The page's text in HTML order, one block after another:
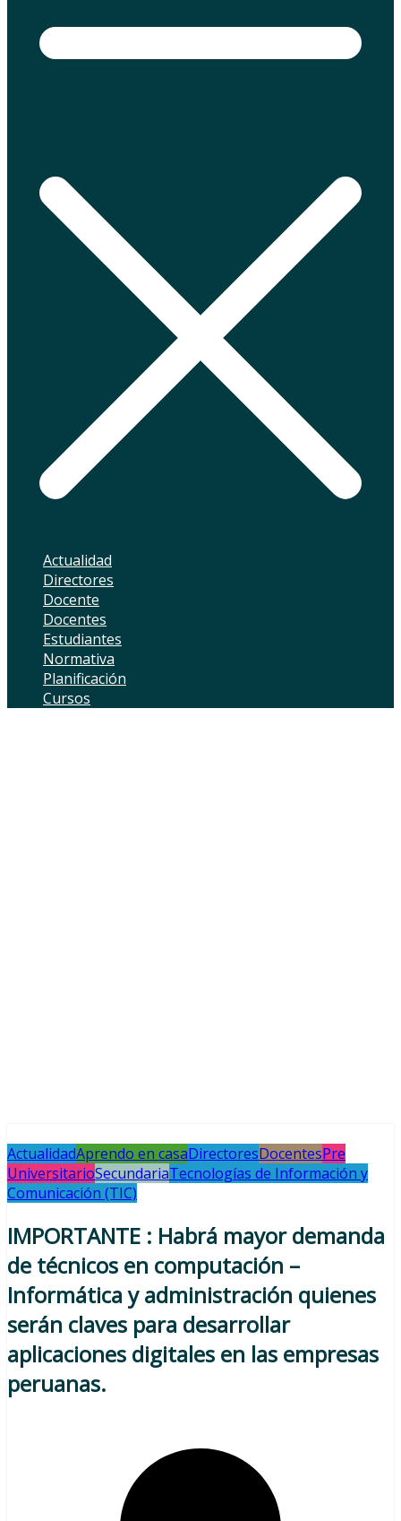
Actualidad
Directores
Docente
Docentes
Estudiantes
Normativa
Planificación
Cursos
ActualidadAprendo en casaDirectoresDocentesPre
UniversitarioSecundariaTecnologías de Información y
Comunicación (TIC)
IMPORTANTE : Habrá mayor demanda
de técnicos en computación –
Informática y administración quienes
serán claves para desarrollar
aplicaciones digitales en las empresas
peruanas.